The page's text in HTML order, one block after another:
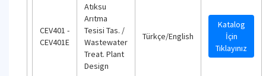
CEV401 -
CEV401E
Atıksu
Arıtma
Tesisi Tas. /
Wastewater
Treat. Plant
Design
Türkçe/English
Katalog
İçin
Tıklayınız